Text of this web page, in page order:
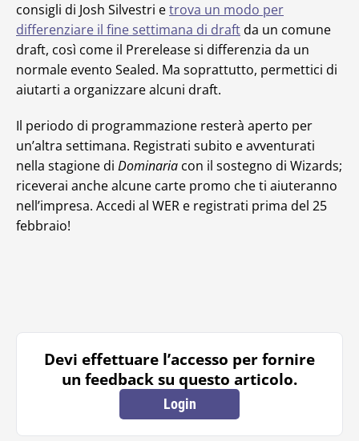
consigli di Josh Silvestri etrova un modo per
differenziare il fine settimana di draft da un comune
draft, così come il Prerelease si differenzia da un
normale evento Sealed. Ma soprattutto, permettici di
aiutarti a organizzare alcuni draft.
Il periodo di programmazione resterà aperto per
un’altra settimana. Registrati subito e avventurati
nella stagione di Dominaria con il sostegno di Wizards;
riceverai anche alcune carte promo che ti aiuteranno
nell’impresa. Accedi al WER e registrati prima del 25
febbraio!
Devi effettuare l’accesso per fornire
un feedback su questo articolo.
Login